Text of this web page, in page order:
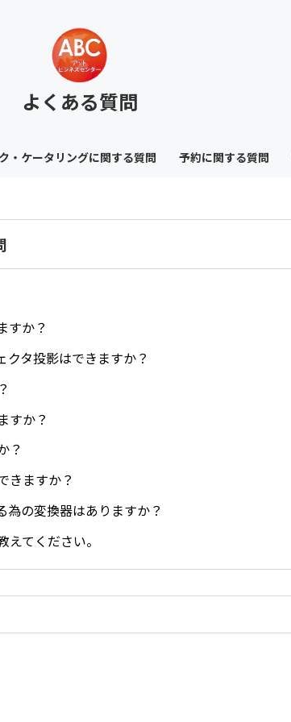
よくある質問
・ケータリングに関する質問 予約に関する質問
すか？
クタ投影はできますか？
すか？
？
きますか？
の変換器はありますか？
てください。